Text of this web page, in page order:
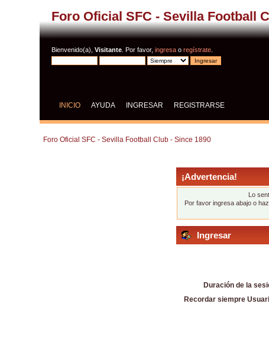
Foro Oficial SFC - Sevilla Football
Bienvenido(a),Visitante . Por favor,ingresa oregístrate
INICIO AYUDA INGRESAR REGISTRARSE
Foro Oficial SFC - Sevilla Football Club - Since 1890
¡Advertencia!
Lo
Por favor ingresa abajo o
Ingresar
Duración de la
Recordar siempre